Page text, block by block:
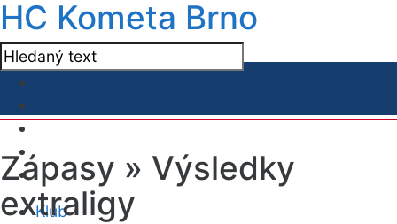
HC Kometa Brno
Klub
Zápasy » Výsledky
extraligy